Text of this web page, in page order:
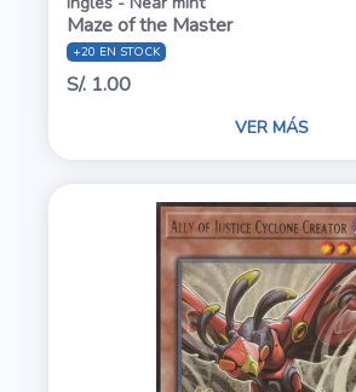
Maze of the Master
+20 EN STOCK
S/. 1.00
VER MÁS